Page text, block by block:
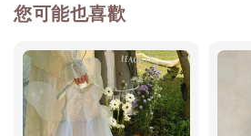
您可能也喜歡